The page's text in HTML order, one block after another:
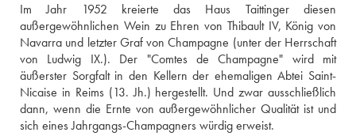
Im Jahr 1952 kreierte das Haus Taittinger diesen
außergewöhnlichen Wein zu Ehren von Thibault IV, König von
Navarra und letzter Graf von Champagne (unter der Herrschaft
von Ludwig IX.). Der "Comtes de Champagne" wird mit
äußerster Sorgfalt in den Kellern der ehemaligen Abtei Saint-
Nicaise in Reims (13. Jh.) hergestellt. Und zwar ausschließlich
dann, wenn die Ernte von außergewöhnlicher Qualität ist und
sich eines Jahrgangs-Champagners würdig erweist.